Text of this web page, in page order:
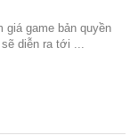
giá game bản quyền
diễn ra tới ...